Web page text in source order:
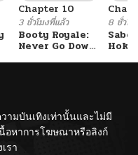
Chapter 10
3 ชั่วโมงที่แล้ว
Booty Royale:
Never Go Down
8 ชั่วโม
ามบันเทิงเท่านั้นและไม่มี
อหาการโฆษณาหรือลิงก์
รา